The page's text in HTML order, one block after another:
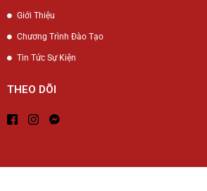
Giới Thiệu
Chương Trình Đào Tạo
Tin Tức Sự Kiện
THEO DÕI